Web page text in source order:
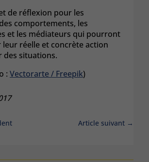
de réflexion pour les
comportements, les
et les médiateurs qui pourront
réelle et concrète action
des situations.
: Vectorarte / Freepik)
Article suivant →